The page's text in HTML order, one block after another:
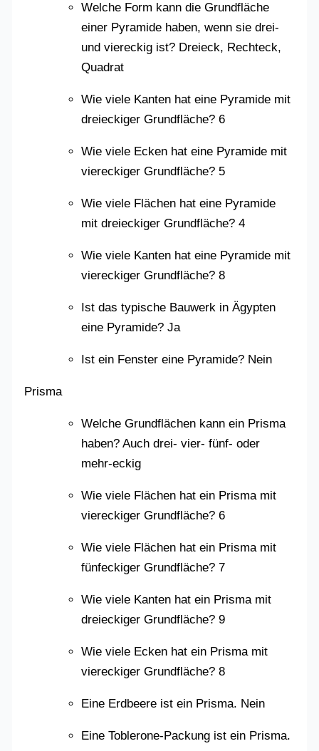
Welche Form kann die Grundfläche
einer Pyramide haben, wenn sie drei-
und viereckig ist? Dreieck, Rechteck,
Quadrat
Wie viele Kanten hat eine Pyramide mit
dreieckiger Grundfläche? 6
Wie viele Ecken hat eine Pyramide mit
viereckiger Grundfläche? 5
Wie viele Flächen hat eine Pyramide
mit dreieckiger Grundfläche? 4
Wie viele Kanten hat eine Pyramide mit
viereckiger Grundfläche? 8
Ist das typische Bauwerk in Ägypten
eine Pyramide? Ja
Ist ein Fenster eine Pyramide? Nein
Prisma
Welche Grundflächen kann ein Prisma
haben? Auch drei- vier- fünf- oder
mehr-eckig
Wie viele Flächen hat ein Prisma mit
viereckiger Grundfläche? 6
Wie viele Flächen hat ein Prisma mit
fünfeckiger Grundfläche? 7
Wie viele Kanten hat ein Prisma mit
dreieckiger Grundfläche? 9
Wie viele Ecken hat ein Prisma mit
viereckiger Grundfläche? 8
Eine Erdbeere ist ein Prisma. Nein
Eine Toblerone-Packung ist ein Prisma.